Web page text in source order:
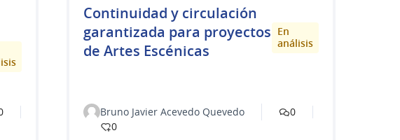
Continuidad y circulación
garantizada para proyectos
de Artes Escénicas
En
análisis
Bruno Javier Acevedo Quevedo
0
0